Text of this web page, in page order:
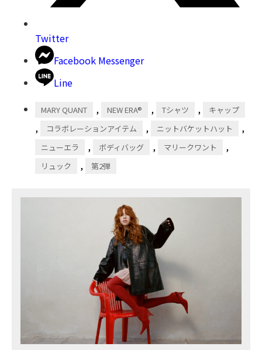
Twitter
Facebook Messenger
Line
MARY QUANT , NEW ERA® , Tシャツ , キャップ
, コラボレーションアイテム , ニットバケットハット ,
ニューエラ , ボディバッグ , マリークワント ,
リュック , 第2弾